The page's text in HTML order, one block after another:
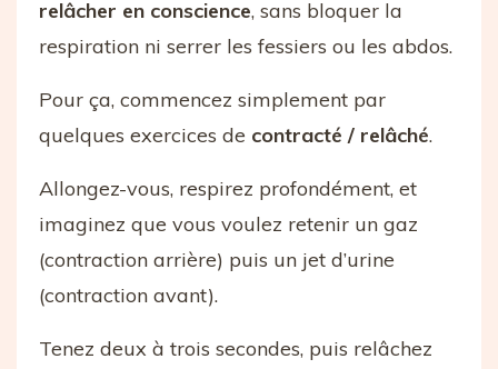
relâcher en conscience, sans bloquer la
respiration ni serrer les fessiers ou les abdos.
Pour ça, commencez simplement par
quelques exercices de contracté / relâché.
Allongez-vous, respirez profondément, et
imaginez que vous voulez retenir un gaz
(contraction arrière) puis un jet d’urine
(contraction avant).
Tenez deux à trois secondes, puis relâchez